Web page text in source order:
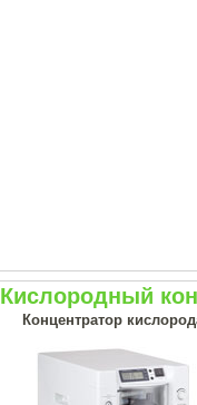
Кислородный
Концентратор